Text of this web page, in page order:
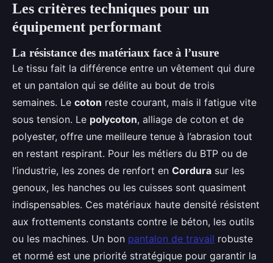
Les critères techniques pour un
équipement performant
La résistance des matériaux face à l’usure
Le tissu fait la différence entre un vêtement qui dure
et un pantalon qui se délite au bout de trois
semaines. Le coton reste courant, mais il fatigue vite
sous tension. Le polycoton, alliage de coton et de
polyester, offre une meilleure tenue à l’abrasion tout
en restant respirant. Pour les métiers du BTP ou de
l’industrie, les zones de renfort en Cordura sur les
genoux, les hanches ou les cuisses sont quasiment
indispensables. Ces matériaux haute densité résistent
aux frottements constants contre le béton, les outils
ou les machines. Un bon pantalon de travail robuste
et normé est une priorité stratégique pour garantir la